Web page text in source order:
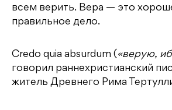
всем верить. Вера — это
правильное дело.
Credo quia absurdum ( «верую,
говорил раннехристианский
житель Древнего Рима